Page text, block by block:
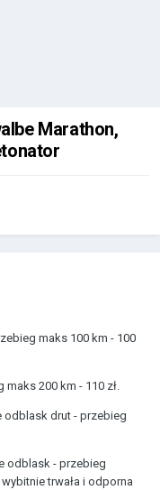
Marathon,
maks 100 km - 100
200 km - 110 zł.
odblask drut - przebieg
odblask - przebieg
trwała i odporna